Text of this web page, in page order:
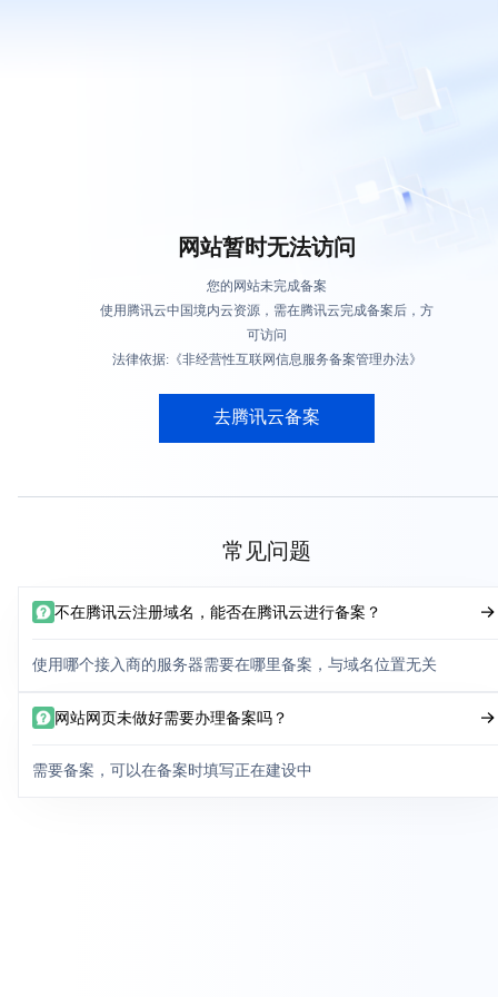
网站暂时无法访问
您的网站未完成备案
使用腾讯云中国境内云资源，需在腾讯云完成备案后，方
可访问
法律依据:《非经营性互联网信息服务备案管理办法》
去腾讯云备案
常见问题
不在腾讯云注册域名，能否在腾讯云进行备案？
使用哪个接入商的服务器需要在哪里备案，与域名位置无关
网站网页未做好需要办理备案吗？
需要备案，可以在备案时填写正在建设中